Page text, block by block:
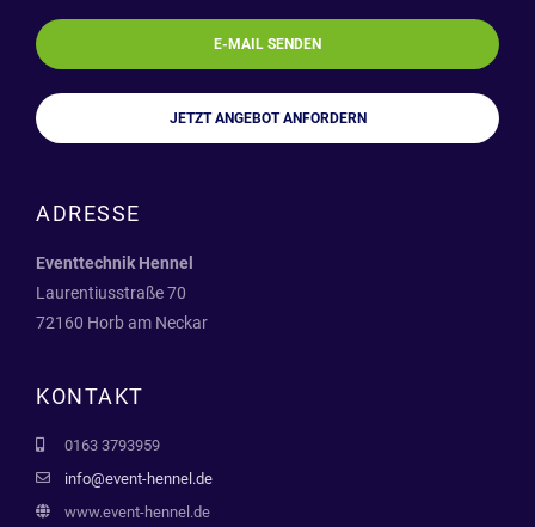
E-MAIL SENDEN
JETZT ANGEBOT ANFORDERN
ADRESSE
Eventtechnik Hennel
Laurentiusstraße 70
72160 Horb am Neckar
KONTAKT
0163 3793959
info@event-hennel.de
www.event-hennel.de